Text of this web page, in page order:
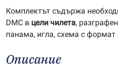
Комплектът съдържа
DMC в цели чилета,
панама, игла, схема с формат
Описание